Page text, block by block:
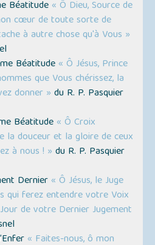
Béatitude « Ô Dieu, Source de
cœur de toute sorte de
à autre chose qu'à Vous »
Béatitude « Ô Jésus, Prince
que Vous chérissez, la
donner » du R. P. Pasquier
Béatitude « Ô Croix
la douceur et la gloire de ceux
à nous ! » du R. P. Pasquier
Dernier « Ô Jésus, le Juge
qui ferez entendre votre Voix
de votre Dernier Jugement
« Faites-nous, ô mon